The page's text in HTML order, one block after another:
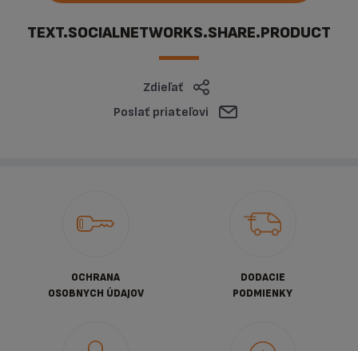
TEXT.SOCIALNETWORKS.SHARE.PRODUCT
Zdieľať
Poslať priateľovi
OCHRANA
OSOBNYCH ÚDAJOV
DODACIE
PODMIENKY